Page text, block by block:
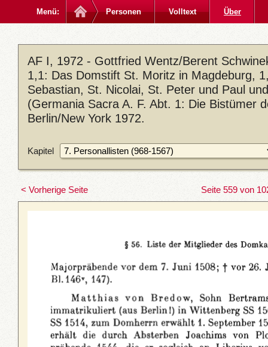
Menü: Personen Volltext Über
AF I, 1972 - Gottfried Wentz/Berent
1,1: Das Domstift St. Moritz in Magdeburg,
Sebastian, St. Nicolai, St. Peter und Paul
(Germania Sacra A. F. Abt. 1: Die Bistümer
Berlin/New York 1972.
Kapitel
< Vorherige Seite Seite 559 von